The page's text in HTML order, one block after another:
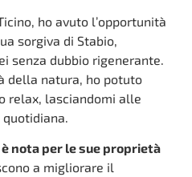
ho avuto l’opportunità
sorgiva di Stabio,
senza dubbio rigenerante.
della natura, ho potuto
relax, lasciandomi alle
è nota per le sue proprietà
a migliorare il